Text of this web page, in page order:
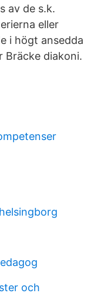
av de s.k.
eller
i högt ansedda
Bräcke diakoni.
och